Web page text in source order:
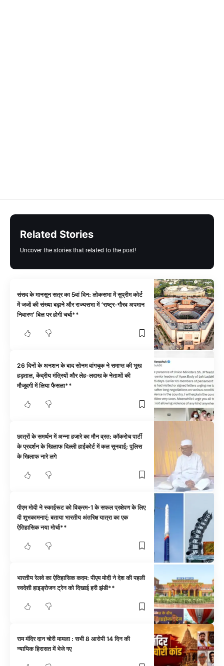
Related Stories
Uncover the stories that related to the post!
संसद के मानसून सत्र का 5वां दिन: लोकसभा में सुप्रीम कोर्ट
में जजों की संख्या बढ़ाने और राज्यसभा में ‘राष्ट्र-गौरव अपमान
निवारण’ बिल पर होगी चर्चा**
26 दिनों के अनशन के बाद सोनम वांगचुक ने समाप्त की भूख
हड़ताल, केंद्रीय मंत्रियों और लेह-लद्दाख के नेताओं की
मौजूदगी में लिया फैसला**
छात्रों के समर्थन में अन्ना हजारे का मौन व्रत: कॉकरोच पार्टी
के प्रदर्शन के खिलाफ दिल्ली हाईकोर्ट में कल सुनवाई; पुलिस
के खिलाफ नारे लगे
पीएम मोदी ने स्काईरूट को विक्रम-1 के सफल प्रक्षेपण के लिए
दी शुभकामनाएं; बताया भारतीय अंतरिक्ष यात्रा का एक
ऐतिहासिक नया मोर्चा**
भारतीय रेलवे का ऐतिहासिक कदम: पीएम मोदी ने देश की पहली
स्वदेशी हाइड्रोजन ट्रेन को दिखाई हरी झंडी**
राम मंदिर दान चोरी मामला : सभी 8 आरोपी 14 दिन की
न्यायिक हिरासत में भेजे गए